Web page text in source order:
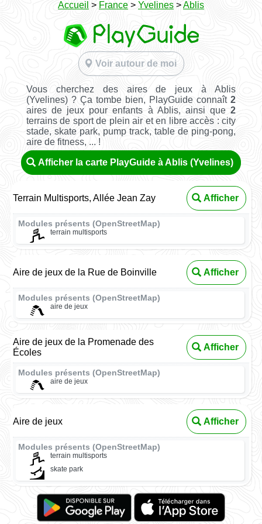
Accueil > France > Yvelines >Ablis
Voir autour de moi
Vous cherchez des aires de jeux à Ablis
(Yvelines) ? Ça tombe bien, PlayGuide connaît2
aires de jeux pour enfants à Ablis, ainsi que2
terrains de sport de plein air et en libre accès : city
stade, skate park, pump track, table de ping-pong,
aire de fitness, ... !
Afficher la carte PlayGuide à Ablis (Yvelines)
Terrain Multisports, Allée Jean Zay Afficher
Modules présents (OpenStreetMap)
terrain multisports
Aire de jeux de la Rue de Boinville Afficher
Modules présents (OpenStreetMap)
aire de jeux
Aire de jeux de la Promenade des
Écoles
Afficher
Modules présents (OpenStreetMap)
aire de jeux
Aire de jeux Afficher
Modules présents (OpenStreetMap)
terrain multisports
skate park